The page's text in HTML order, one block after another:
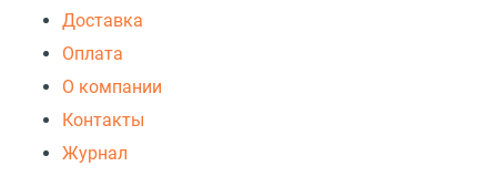
Доставка
Оплата
О компании
Контакты
Журнал